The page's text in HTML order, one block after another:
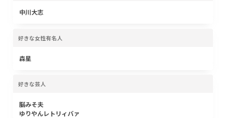
中川大志
好きな女性有名人
森星
好きな芸人
脳みそ夫
ゆりやんレトリィバァ